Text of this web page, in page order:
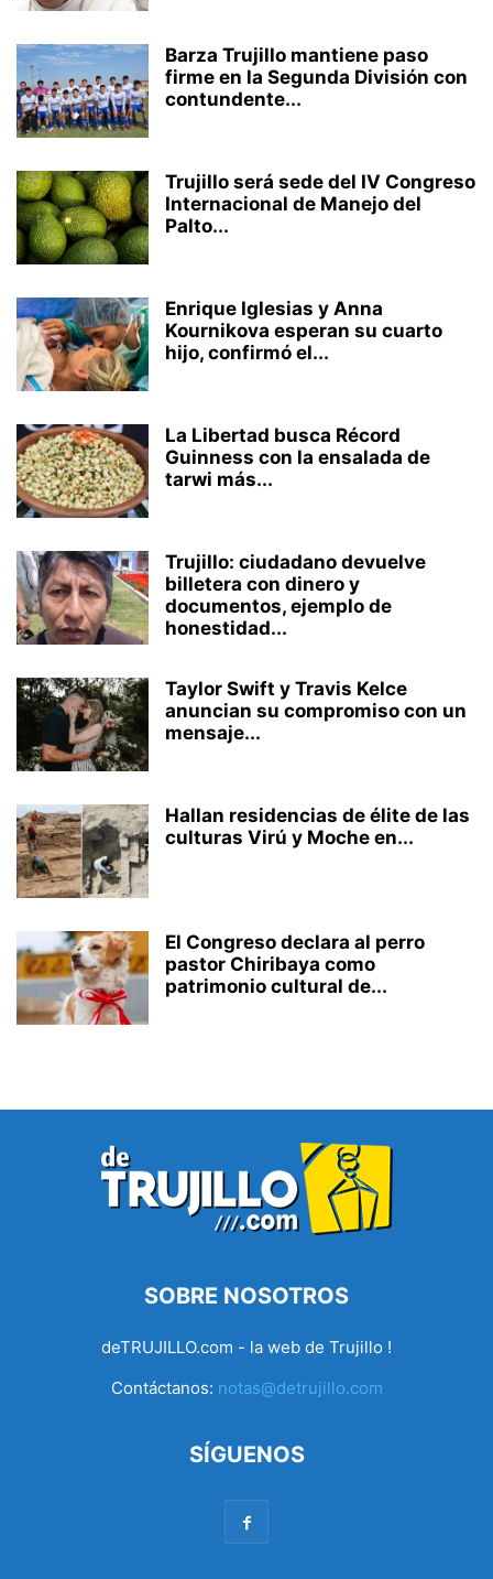
Barza Trujillo mantiene paso
firme en la Segunda División con
contundente...
Trujillo será sede del IV Congreso
Internacional de Manejo del
Palto...
Enrique Iglesias y Anna
Kournikova esperan su cuarto
hijo, confirmó el...
La Libertad busca Récord
Guinness con la ensalada de
tarwi más...
Trujillo: ciudadano devuelve
billetera con dinero y
documentos, ejemplo de
honestidad...
Taylor Swift y Travis Kelce
anuncian su compromiso con un
mensaje...
Hallan residencias de élite de las
culturas Virú y Moche en...
El Congreso declara al perro
pastor Chiribaya como
patrimonio cultural de...
SOBRE NOSOTROS
deTRUJILLO.com - la web de Trujillo !
Contáctanos: notas@detrujillo.com
SÍGUENOS